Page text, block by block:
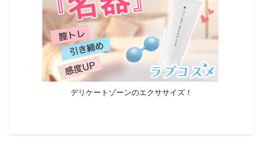
デリケートゾーンのエクササイズ！